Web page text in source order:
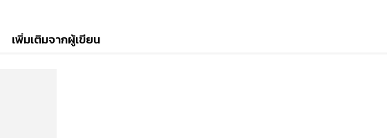
เพิ่มเติมจากผู้เขียน